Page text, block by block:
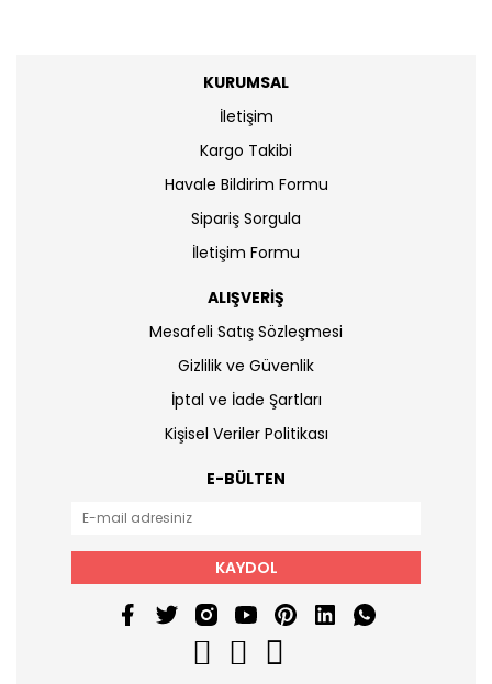
KURUMSAL
İletişim
Kargo Takibi
Havale Bildirim Formu
Sipariş Sorgula
İletişim Formu
ALIŞVERİŞ
Mesafeli Satış Sözleşmesi
Gizlilik ve Güvenlik
İptal ve İade Şartları
Kişisel Veriler Politikası
E-BÜLTEN
KAYDOL